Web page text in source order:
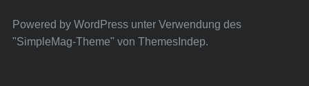
Powered by WordPressunter Verwendung des
"SimpleMag-Theme" von ThemesIndep.